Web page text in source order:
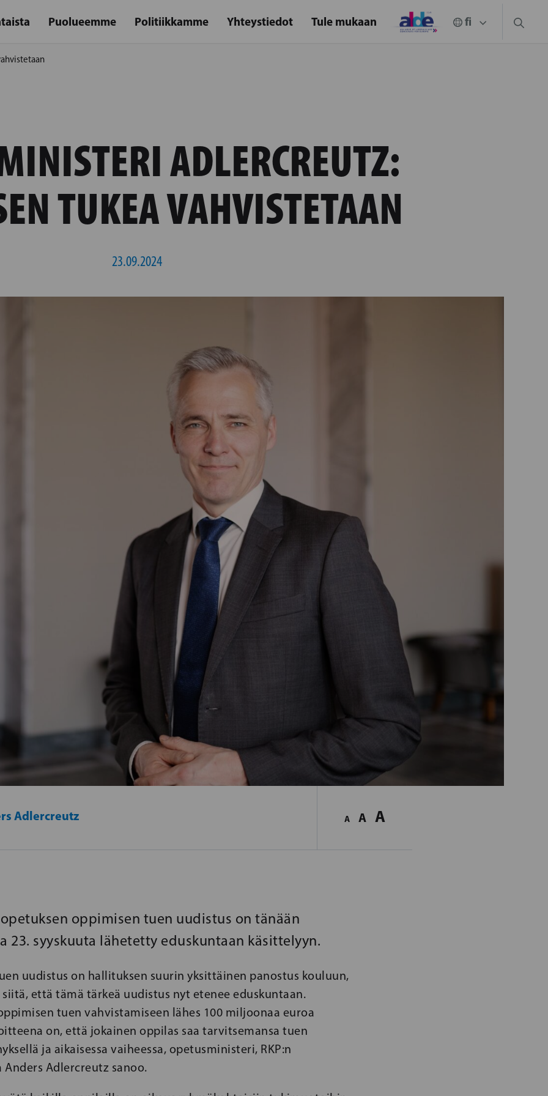
Puolueemme Politiikkamme Yhteystiedot Tule mukaan
ADLERCREUTZ:
TUKEA VAHVISTETAAN
23.09.2024
Adlercreutz A A A
oppimisen tuen uudistus on tänään
23. syyskuuta lähetetty eduskuntaan käsittelyyn.
uudistus on hallituksen suurin yksittäinen panostus kouluun,
että tämä tärkeä uudistus nyt etenee eduskuntaan.
tuen vahvistamiseen lähes 100 miljoonaa euroa
on, että jokainen oppilas saa tarvitsemansa tuen
ja aikaisessa vaiheessa, opetusministeri, RKP:n
Adlercreutz sanoo.